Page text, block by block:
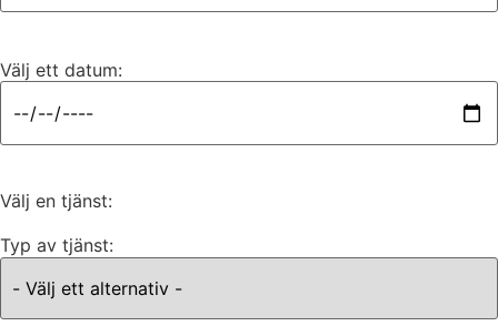
Välj ett datum:
Välj en tjänst:
Typ av tjänst: